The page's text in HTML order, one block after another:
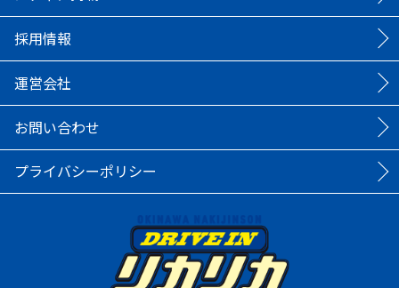
採用情報
運営会社
お問い合わせ
プライバシーポリシー